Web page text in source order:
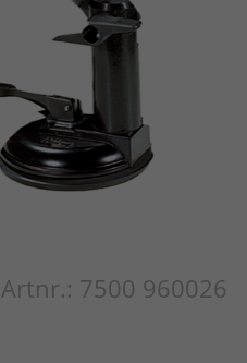
Artnr.: 7500 960026